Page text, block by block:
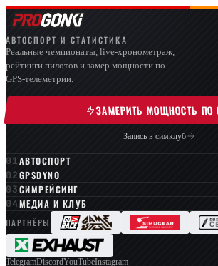
АВТОСПОРТ И СТАТИСТИКА
Реальные чемпионаты, live-хронометраж,
рейтинги пилотов и замер мощности по
GPS-телеметрии.
ЗАМЕРИТЬ МОЩНОСТЬ ПО
Запись в симклуб
АВТОСПОРТ
GPSDYNO
СИМРЕЙСИНГ
МЕДИА И КЛУБ
ПАРТНЁРЫ
TelegramDiscordYouTubeInstagram